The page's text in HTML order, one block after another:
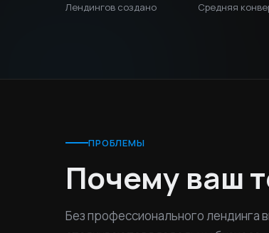
Лендингов создано Средняя
ПРОБЛЕМЫ
Почему ваш
Без профессионального лендинга